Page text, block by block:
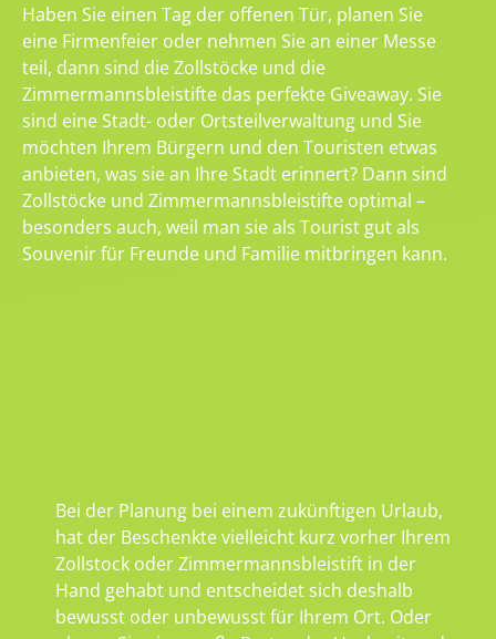
Haben Sie einen Tag der offenen Tür, planen Sie
eine Firmenfeier oder nehmen Sie an einer Messe
teil, dann sind die Zollstöcke und die
Zimmermannsbleistifte das perfekte Giveaway. Sie
sind eine Stadt- oder Ortsteilverwaltung und Sie
möchten Ihrem Bürgern und den Touristen etwas
anbieten, was sie an Ihre Stadt erinnert? Dann sind
Zollstöcke und Zimmermannsbleistifte optimal –
besonders auch, weil man sie als Tourist gut als
Souvenir für Freunde und Familie mitbringen kann.
Bei der Planung bei einem zukünftigen Urlaub,
hat der Beschenkte vielleicht kurz vorher Ihrem
Zollstock oder Zimmermannsbleistift in der
Hand gehabt und entscheidet sich deshalb
bewusst oder unbewusst für Ihrem Ort. Oder